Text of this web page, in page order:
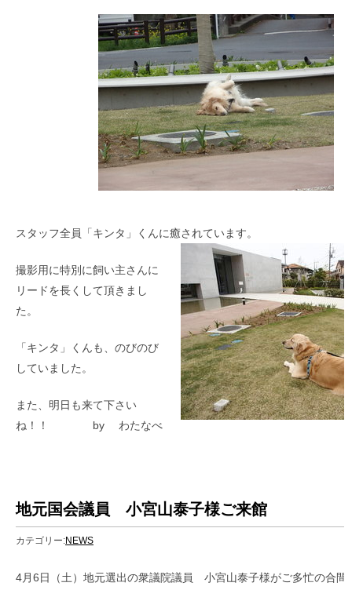
スタッフ全員「キンタ」くんに癒されています。
撮影用に特別に飼い主さんに
リードを長くして頂きまし
た。
「キンタ」くんも、のびのび
していました。
また、明日も来て下さい
ね！！ by わたなべ
地元国会議員 小宮山泰子様ご来館
カテゴリー:NEWS
4月6日（土）地元選出の衆議院議員 小宮山泰子様がご多忙の合間